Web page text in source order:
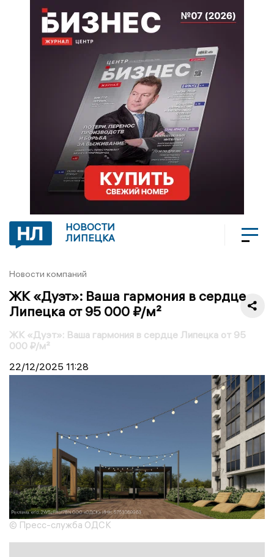
НОВОСТИ
ЛИПЕЦКА
Новости компаний
ЖК «Дуэт»: Ваша гармония в сердце
Липецка от 95 000 ₽/м²
ЖК «Дуэт»: Ваша гармония в сердце Липецка от 95
000 ₽/м²
22/12/2025 11:28
© Пресс-служба ОДСК